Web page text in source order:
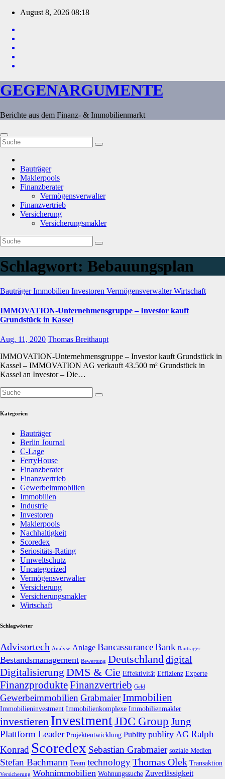
Zum
springen
August 8, 2026 08:18
GEGENARGUMENTE
Berichte aus dem Finanz- & Immobilienmarkt
Bauträger
Maklerpools
Finanzberater
Vermögensverwalter
Finanzvertrieb
Versicherung
Versicherungsmakler
Schlagwort: Bebauungsplan
BauträgerImmobilien Investoren VermögensverwalterWirtschaft
IMMOVATION-Unternehmensgruppe – Investor kauft
Grundstück in Kassel
Aug. 11, 2020 Thomas Breithaupt
IMMOVATION-Unternehmensgruppe – Investor kauft Grundstück in
Kassel – IMMOVATION AG verkauft 43.500 m² Grundstück in
Kassel an Investor – Die…
Kategorien
Bauträger
Berlin Journal
C-Lage
FerryHouse
Finanzberater
Finanzvertrieb
Gewerbeimmobilien
Immobilien
Industrie
Investoren
Maklerpools
Nachhaltigkeit
Scoredex
Seriositäts-Rating
Umweltschutz
Uncategorized
Vermögensverwalter
Versicherung
Versicherungsmakler
Wirtschaft
Schlagwörter
Advisortech Analyse Anlage BancassuranceBank Bauträger
Bestandsmanagement Bewertung Deutschlanddigital
Digitalisierung DMS & Cie Effektivität Effizienz Experte
FinanzprodukteFinanzvertrieb Geld
Gewerbeimmobilien GrabmaierImmobilien
Immobilieninvestment Immobilienkomplexe Immobilienmakler
investieren InvestmentJDC Group Jung
Plattform Leader Projektentwicklung Publity publity AG Ralph
Konrad Scoredex Sebastian Grabmaier soziale Medien
Stefan Bachmann Team technologyThomas Olek Transaktion
Versicherung Wohnimmobilien Wohnungssuche Zuverlässigkeit